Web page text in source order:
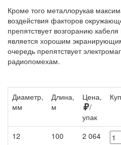
Кроме того металлорукав
воздействия факторов
препятствует возгоранию
является хорошим
очередь препятствует
радиопомехам.
Диаметр,
мм
Длина,
м
Цена,
/
упак
12 100 2 064